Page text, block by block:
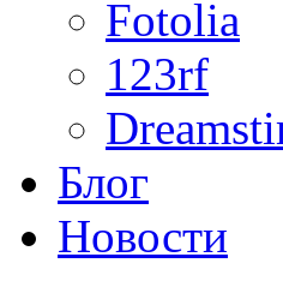
Fotolia
123rf
Блог
Новости